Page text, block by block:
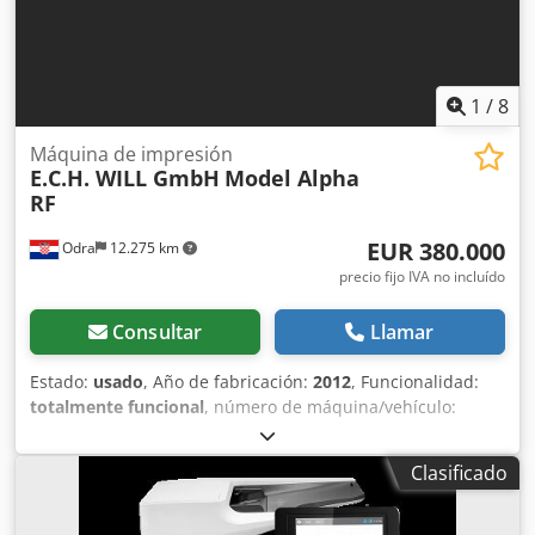
1 /8
Odra 12.275 km
Máquina de impresión
E.C.H. WILL GmbH Model Alpha
RF
EUR 380.000
precio fijo IVA no incluído
Consultar Llamar
Estado: usado, Año de fabricación: 2012, Funcionalidad:
totalmente funcional, número de máquina/vehículo:
, Máquina para la fabricación de cuadernos
E.C.H. WILL GmbH / Modelo Alpha RF (fabricada en 2012)
Para la producción de cuadernos terminados con cubiertas
preimpresas Datos técnicos Velocidad del rollo de papel
Clasificado